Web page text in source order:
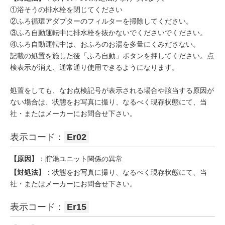
①浴そうの排水栓を閉じてください
②ふろ循環アダプターのフィルターを掃除してください。
③ふろ自動運転中に排水栓を抜かないでくださいでください。
④ふろ自動運転中は、おふろのお湯を多量にくみださない。
記載の処置を施した後「ふろ自動」ボタンを押してください。点
検表示が消え、通常通り使用できるようになります。
処置をしても、なお点検記号が表示される場合や該当する原因が
ない場合は、状態をお写真に撮り、なるべく現存状態にて、当
社・またはメーカーにお問合せ下さい。
表示コード： Er02
【原因】
：貯湯ユニット関係の異常
【対処法】
：状態をお写真に撮り、なるべく現存状態にて、当
社・またはメーカーにお問合せ下さい。
表示コード： Er15